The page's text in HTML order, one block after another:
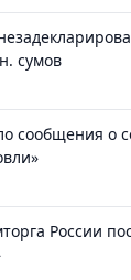
сумов
сообщения о
России